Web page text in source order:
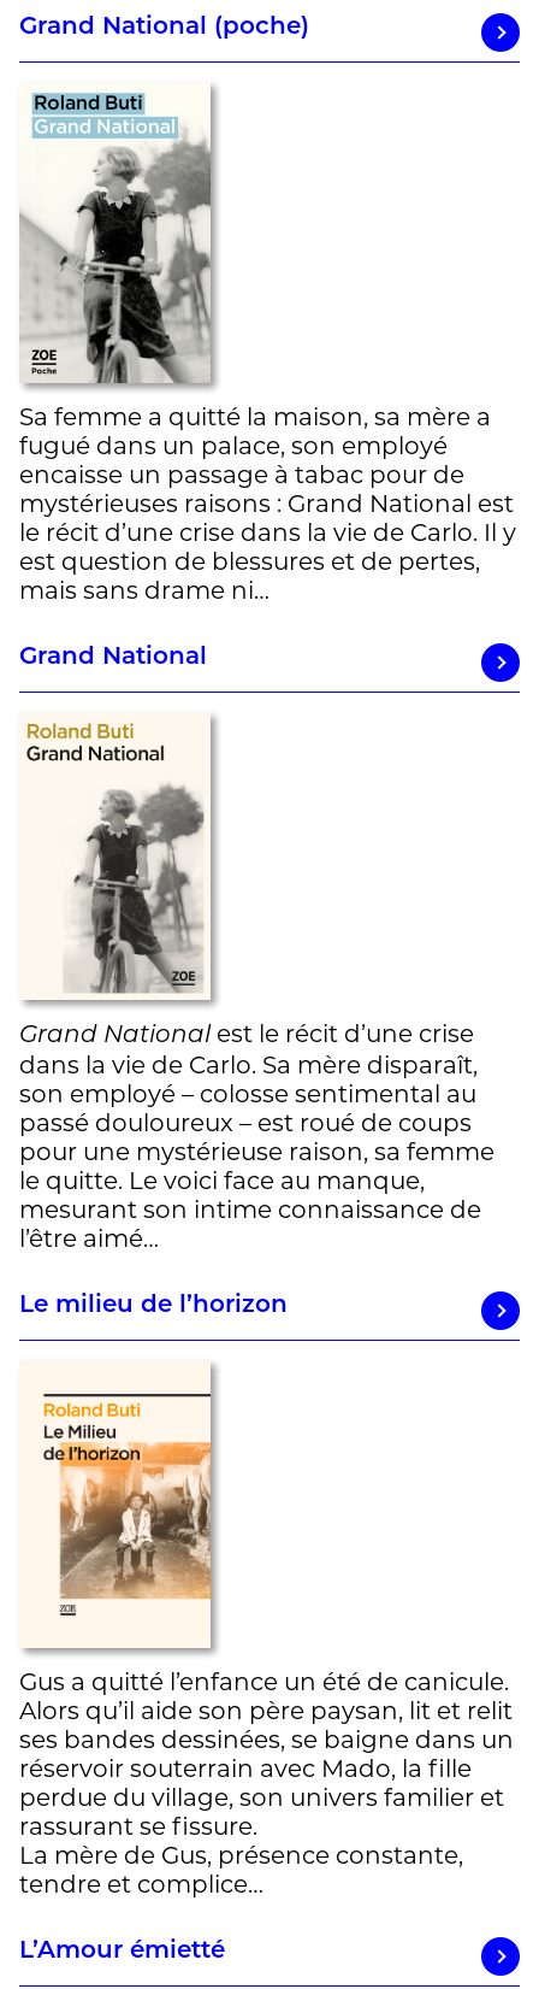
Grand National (poche)
Sa femme a quitté la maison, sa mère a
fugué dans un palace, son employé
encaisse un passage à tabac pour de
mystérieuses raisons : Grand National est
le récit d’une crise dans la vie de Carlo. Il y
est question de blessures et de pertes,
mais sans drame ni…
Grand National
Grand Nationalest le récit d’une crise
dans la vie de Carlo. Sa mère disparaît,
son employé – colosse sentimental au
passé douloureux – est roué de coups
pour une mystérieuse raison, sa femme
le quitte. Le voici face au manque,
mesurant son intime connaissance de
l’être aimé…
Le milieu de l’horizon
Gus a quitté l’enfance un été de canicule.
Alors qu’il aide son père paysan, lit et relit
ses bandes dessinées, se baigne dans un
réservoir souterrain avec Mado, la fille
perdue du village, son univers familier et
rassurant se fissure.
La mère de Gus, présence constante,
tendre et complice…
L’Amour émietté